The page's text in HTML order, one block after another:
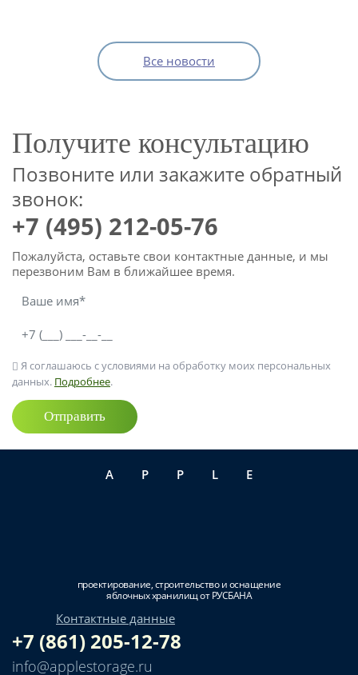
Все новости
Получите консультацию
Позвоните или закажите обратный
звонок:
+7 (495) 212-05-76
Пожалуйста, оставьте свои контактные данные, и мы
перезвоним Вам в ближайшее время.
Я соглашаюсь с условиями на обработку моих персональных
данных. Подробнее.
Отправить
APPLE
проектирование, строительство и оснащение
яблочных хранилищ от РУСБАНА
Контактные данные
+7 (861) 205-12-78
info@applestorage.ru